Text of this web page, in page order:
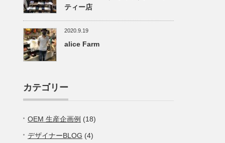
ティー店
2020.9.19
alice Farm
カテゴリー
OEM 生産企画例 (18)
デザイナーBLOG (4)